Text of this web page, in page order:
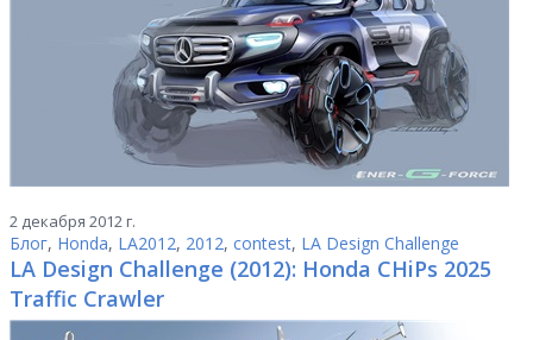
2 декабря 2012 г.
Блог, Honda, LA2012, 2012, contest, LA Design Challenge
LA Design Challenge (2012): Honda CHiPs 2025
Traffic Crawler